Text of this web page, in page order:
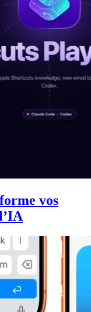
vos